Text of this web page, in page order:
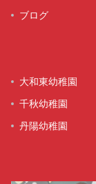
ブログ
大和東幼稚園
千秋幼稚園
丹陽幼稚園